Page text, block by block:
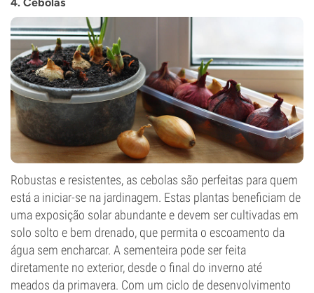
Robustas e resistentes, as cebolas são perfeitas para quem
está a iniciar-se na jardinagem. Estas plantas beneficiam de
uma exposição solar abundante e devem ser cultivadas em
solo solto e bem drenado, que permita o escoamento da
água sem encharcar. A sementeira pode ser feita
diretamente no exterior, desde o final do inverno até
meados da primavera. Com um ciclo de desenvolvimento